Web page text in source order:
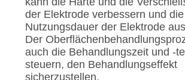
der Elektrode verbessern und die
Nutzungsdauer der Elektrode
Der
auch die Behandlungszeit und -
steuern, den Behandlungseffekt
sicherzustellen.